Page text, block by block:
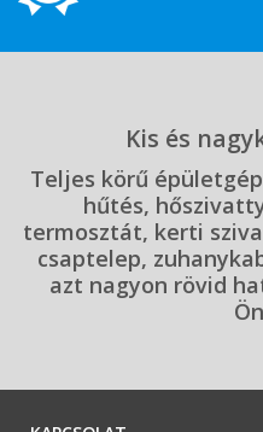
Kis és
Teljes körű
hűtés,
termosztát, kerti
csaptelep,
azt nagyon rövid